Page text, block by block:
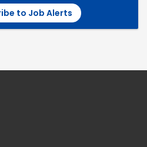
to Job Alerts